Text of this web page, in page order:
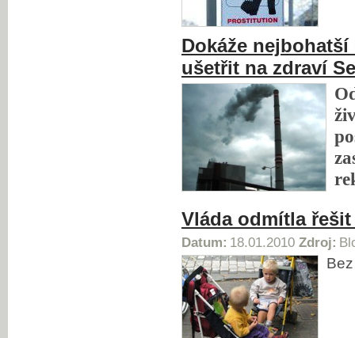
Dokáže
ušetřit na zdraví
Vláda odmítla
Datum: 18.01.2010 Zdroj: